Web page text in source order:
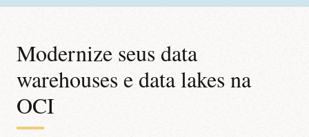
Modernize seus data
warehouses e data lakes na
OCI